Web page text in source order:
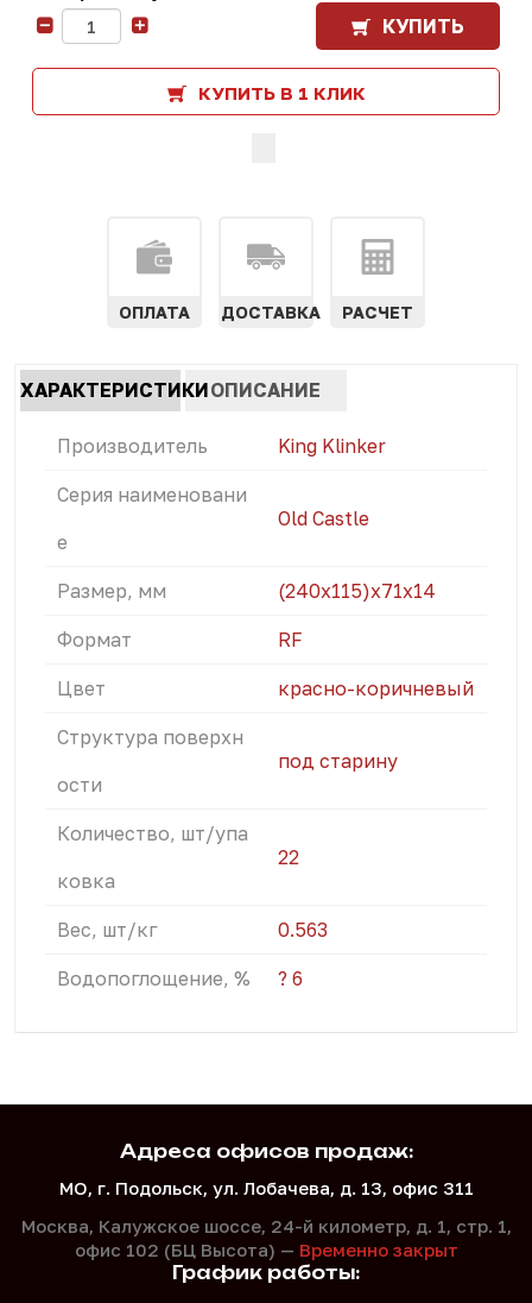
КУПИТЬ
КУПИТЬ В 1 КЛИК
ОПЛАТА ДОСТАВКА РАСЧЕТ
Характеристики
табы
ХАРАКТЕРИСТИКИОПИСАНИЕ
Производитель King Klinker
Серия наименовани
е
Old Castle
Размер, мм (240x115)х71х14
Формат RF
Цвет красно-коричневый
Структура поверхн
ости
под старину
Количество, шт/упа
ковка
22
Вес, шт/кг 0.563
Водопоглощение, % ? 6
Адреса офисов продаж:
МО, г. Подольск, ул. Лобачева, д. 13, офис 311
Москва, Калужское шоссе, 24-й километр, д. 1, стр. 1,
офис 102 (БЦ Высота) — Временно закрыт
График работы: